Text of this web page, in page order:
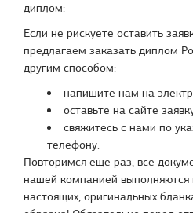
диплом:
Если не рискуете оставить
предлагаем заказать диплом
другим способом:
напишите нам на
оставьте на сайте
свяжитесь с нами по
телефону.
Повторимся еще раз, все
нашей компанией выполняются
настоящих, оригинальных